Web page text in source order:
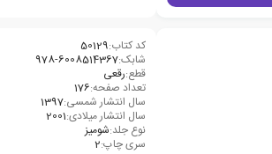
کد کتاب:50129
شابک:978-6008514367
قطع:رقعی
تعداد صفحه:176
سال انتشار شمسی:1397
سال انتشار میلادی:2001
نوع جلد:شومیز
سری چاپ:2